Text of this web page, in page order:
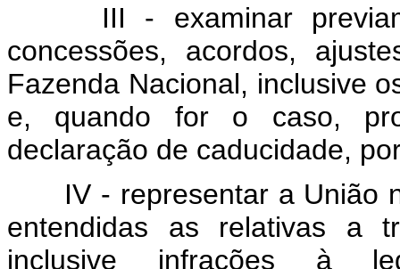
III - examinar
concessões, acordos,
Fazenda Nacional, inclusive
e, quando for o caso,
declaração de caducidade,
IV - representar a União
entendidas as relativas a
inclusive infrações à